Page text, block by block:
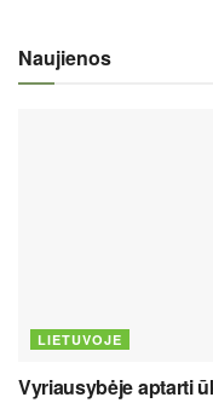
Naujienos
LIETUVOJE
Vyriausybėje aptarti